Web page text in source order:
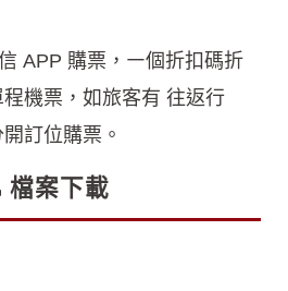
APP 購票，㇐個折扣碼折
機票，如旅客有 往返行
訂位購票。
檔案下載